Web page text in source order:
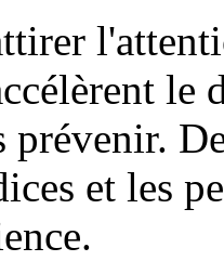
le
prévenir.
et les